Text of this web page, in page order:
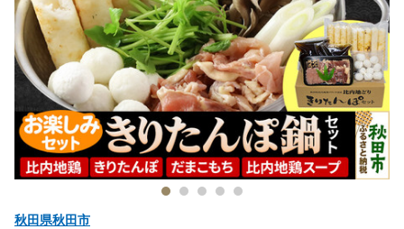
秋田県秋田市